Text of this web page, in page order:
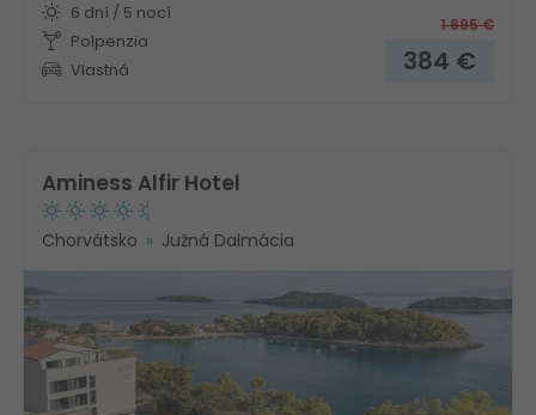
6 dní / 5 nocí
Polpenzia
Vlastná
1 695€
384 €
Aminess Alfir Hotel
Chorvátsko Južná Dalmácia